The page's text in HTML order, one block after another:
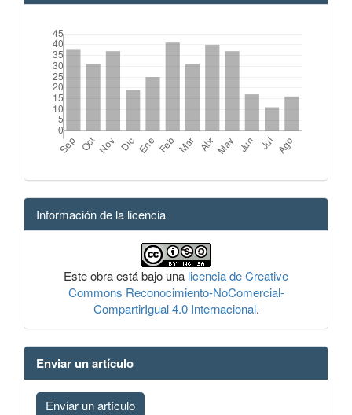
Información de la licencia
Este obra está bajo una licencia de Creative
Commons Reconocimiento-NoComercial-
CompartirIgual 4.0 Internacional.
Enviar un artículo
Enviar un artículo